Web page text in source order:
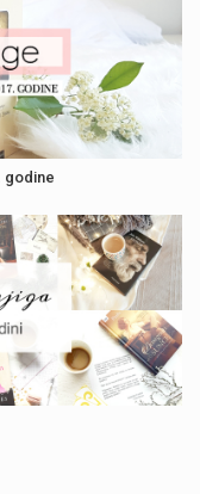
godine